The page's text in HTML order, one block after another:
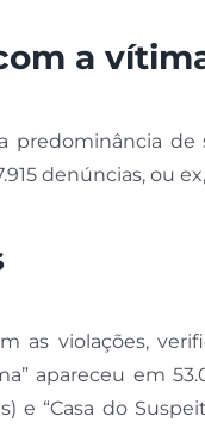
a
predominância
denúncias, ou
as violações,
apareceu em
e “Casa do